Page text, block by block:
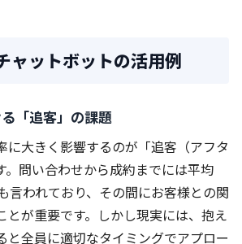
ャットボットの活用例
「追客」の課題
に大きく影響するのが「追客（アフタ
。問い合わせから成約までには平均
言われており、その間にお客様との関
とが重要です。しかし現実には、抱え
と全員に適切なタイミングでアプロー